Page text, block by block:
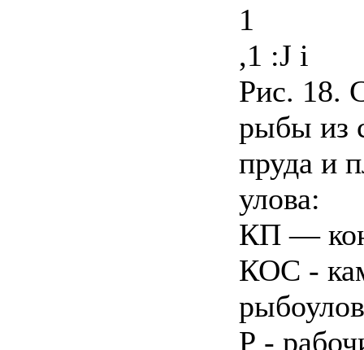
1
,1 :J i
Рис. 18.
рыбы из
пруда и
улова:
КП —
КОС -
Р -